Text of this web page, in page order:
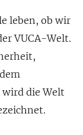
leben, ob wir
VUCA-Welt.
die Welt